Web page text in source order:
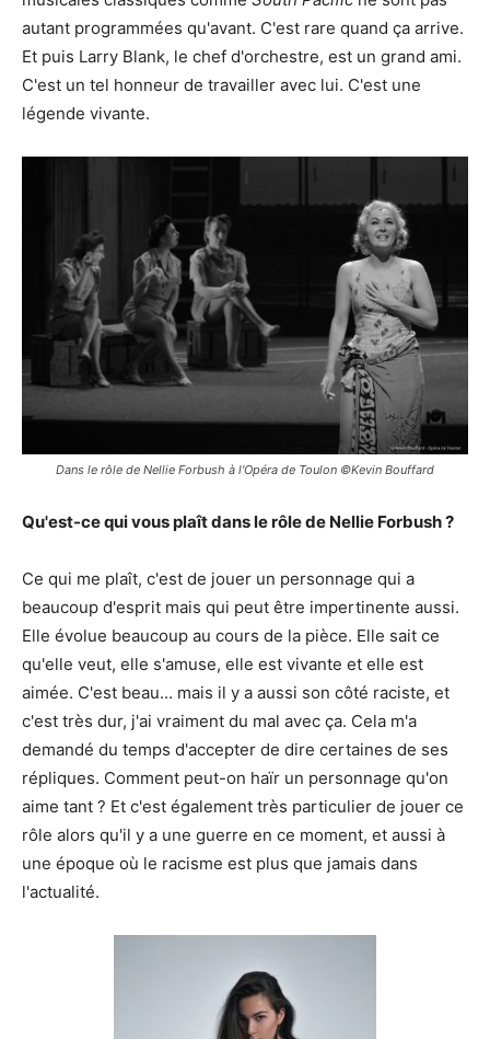
autant programmées qu'avant. C'est rare quand ça arrive.
Et puis Larry Blank, le chef d'orchestre, est un grand ami.
C'est un tel honneur de travailler avec lui. C'est une
légende vivante.
Dans le rôle de Nellie Forbush à l'Opéra de Toulon ©Kevin Bouffard
Qu'est-ce qui vous plaît dans le rôle de Nellie Forbush ?
Ce qui me plaît, c'est de jouer un personnage qui a
beaucoup d'esprit mais qui peut être impertinente aussi.
Elle évolue beaucoup au cours de la pièce. Elle sait ce
qu'elle veut, elle s'amuse, elle est vivante et elle est
aimée. C'est beau... mais il y a aussi son côté raciste, et
c'est très dur, j'ai vraiment du mal avec ça. Cela m'a
demandé du temps d'accepter de dire certaines de ses
répliques. Comment peut-on haïr un personnage qu'on
aime tant ? Et c'est également très particulier de jouer ce
rôle alors qu'il y a une guerre en ce moment, et aussi à
une époque où le racisme est plus que jamais dans
l'actualité.